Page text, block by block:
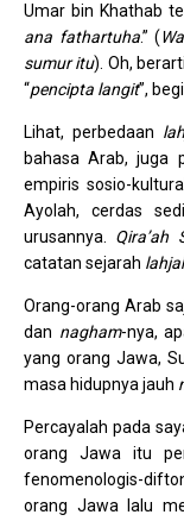
Umar bin Khathab
ana fathartuha.” (
sumur itu). Oh,
“pencipta langit”,
Lihat, perbedaan
bahasa Arab, juga
empiris sosio-
Ayolah, cerdas
urusannya. Qira’ah
catatan sejarah
Orang-orang Arab
dan nagham-nya,
yang orang Jawa,
masa hidupnya jauh
Percayalah pada
orang Jawa itu
fenomenologis-
orang Jawa lalu